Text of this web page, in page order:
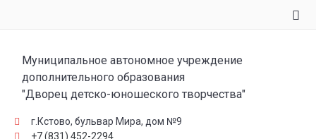
Муниципальное автономное учреждение
дополнительного образования
"Дворец детско-юношеского творчества"
г.Кстово, бульвар Мира, дом №9
+7 (831) 452-2294